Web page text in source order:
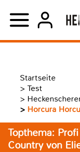
Startseite
> Test
>
> Horcura
Topthema:
Country von